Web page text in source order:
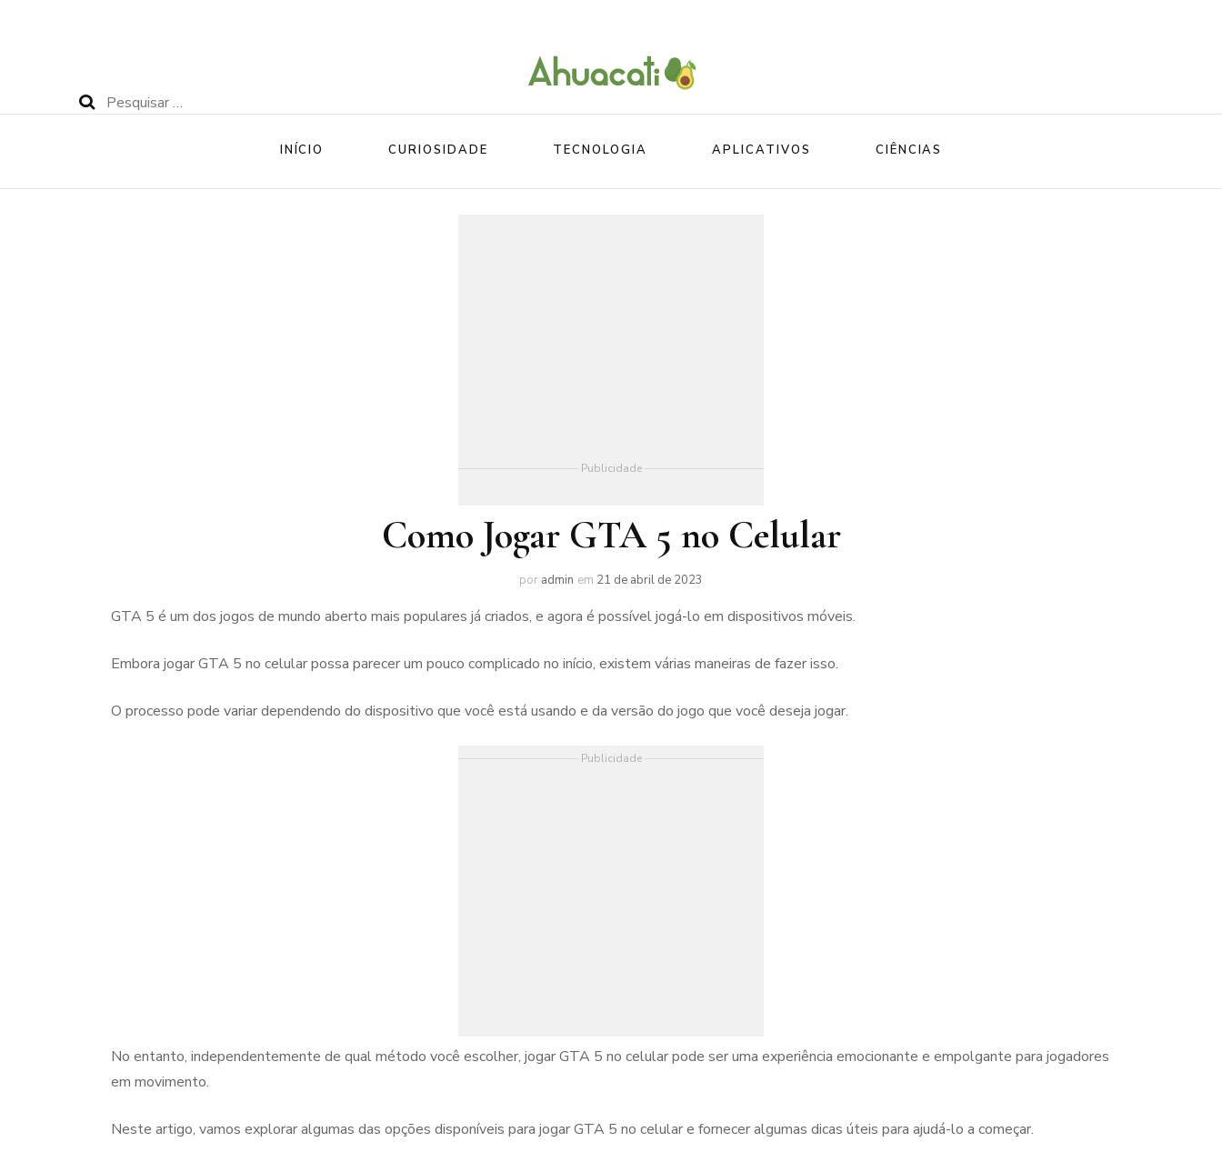
Pesquisar
Ahuacati
O melhor da Internet em um só lugar
INÍCIO CURIOSIDADE TECNOLOGIA APLICATIVOS CIÊNCIAS
Publicidade
Como Jogar GTA 5 no Celular
por admin em 21 de abril de 2023
GTA 5 é um dos jogos de mundo aberto mais populares já criados, e agora é possível jogá-lo em dispositivos móveis.
Embora jogar GTA 5 no celular possa parecer um pouco complicado no início, existem várias maneiras de fazer isso.
O processo pode variar dependendo do dispositivo que você está usando e da versão do jogo que você deseja jogar.
Publicidade
No entanto, independentemente de qual método você escolher, jogar GTA 5 no celular pode ser uma experiência emocionante e empolgante para jogadores
em movimento.
Neste artigo, vamos explorar algumas das opções disponíveis para jogar GTA 5 no celular e fornecer algumas dicas úteis para ajudá-lo a começar.